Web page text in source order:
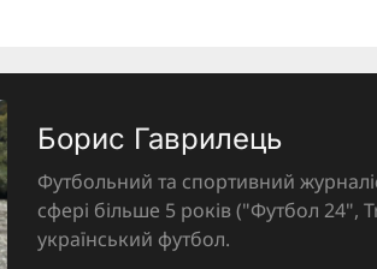
Борис Гаврилець
Футбольний та спортивний
сфері більше 5 років ("Футбол 24",
український футбол.